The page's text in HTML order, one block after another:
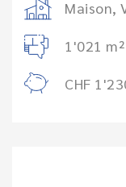
Maison,
1'021 m²
CHF